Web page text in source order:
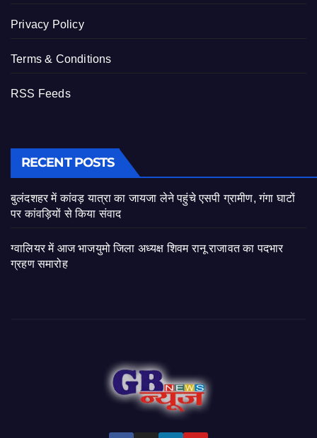
Privacy Policy
Terms & Conditions
RSS Feeds
RECENT POSTS
बुलंदशहर में कांवड़ यात्रा का जायजा लेने पहुंचे एसपी ग्रामीण, गंगा घाटों
पर कांवड़ियों से किया संवाद
ग्वालियर में आज भाजयुमो जिला अध्यक्ष शिवम रानू राजावत का पदभार
ग्रहण समारोह